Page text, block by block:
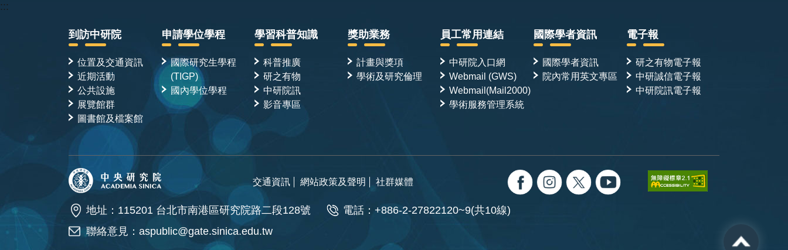
:::
到訪中研院
位置及交通資訊
近期活動
公共設施
展覽館群
圖書館及檔案館
申請學位學程
國際研究生學程
(TIGP)
國內學位學程
學習科普知識
科普推廣
研之有物
中研院訊
影音專區
獎助業務
計畫與獎項
學術及研究倫理
員工常用連結
中研院入口網
Webmail (GWS)
Webmail(Mail2000)
學術服務管理系統
國際學者資訊
國際學者資訊
院內常用英文專區
電子報
研之有物電子報
中研誠信電子報
中研院訊電子報
交通資訊 網站政策及聲明 社群媒體
地址：115201 台北市南港區研究院路二段128號
電話：+886-2-27822120~9(共10線)
聯絡意見： aspublic@gate.sinica.edu.tw